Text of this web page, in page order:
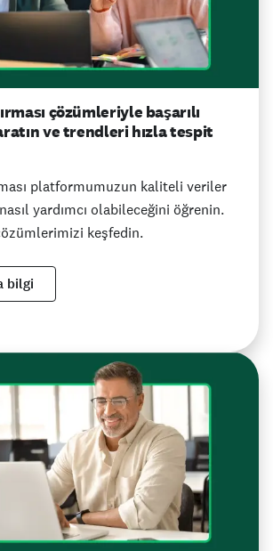
çözümleriyle başarılı
ve trendleri hızla tespit
platformumuzun kaliteli veriler
yardımcı olabileceğini öğrenin.
keşfedin.
bilgi